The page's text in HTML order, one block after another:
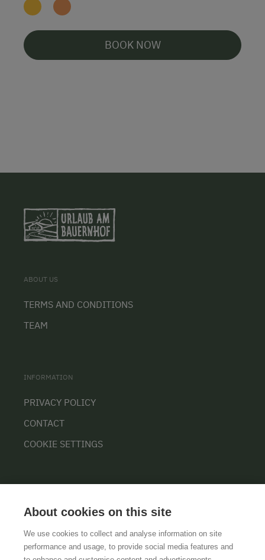
BOOK NOW
ABOUT US
TERMS AND CONDITIONS
TEAM
INFORMATION
PRIVACY POLICY
CONTACT
COOKIE SETTINGS
About cookies on this site
We use cookies to collect and analyse information on site
performance and usage, to provide social media features and